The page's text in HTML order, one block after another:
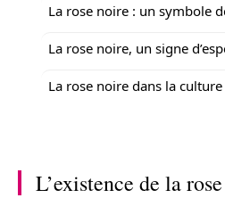
La rose noire : un symbole
La rose noire, un signe
La rose noire dans la culture
L’existence de la